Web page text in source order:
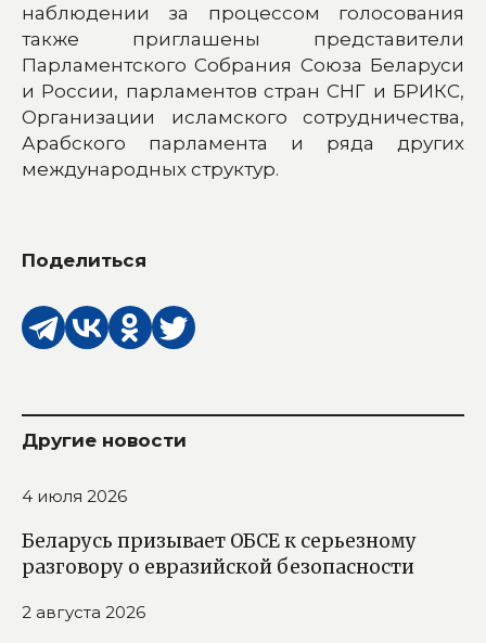
наблюдении за процессом голосования
также приглашены представители
Парламентского Собрания Союза Беларуси
и России, парламентов стран СНГ и БРИКС,
Организации исламского сотрудничества,
Арабского парламента и ряда других
международных структур.
Поделиться
Другие новости
4 июля 2026
Беларусь призывает ОБСЕ к серьезному
разговору о евразийской безопасности
2 августа 2026